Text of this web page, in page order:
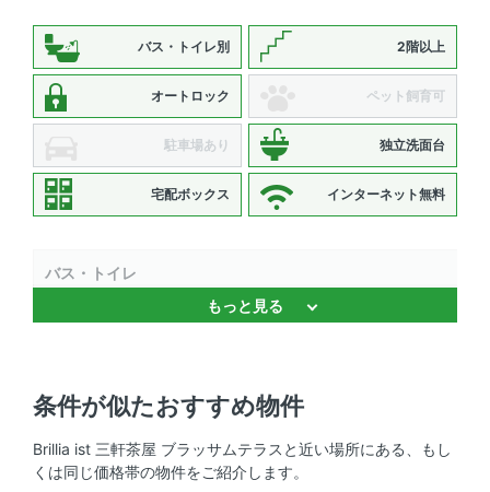
バス・トイレ別 2階以上
オートロック ペット飼育可
駐車場あり 独立洗面台
宅配ボックス インターネット無料
バス・トイレ
バストイレ別 、 独立洗面台 、 浴室乾燥機 、 追焚機能 、
セキュリティ
もっと見る
条件が似たおすすめ物件
Brillia ist 三軒茶屋 ブラッサムテラスと近い場所にある、もし
くは同じ価格帯の物件をご紹介します。